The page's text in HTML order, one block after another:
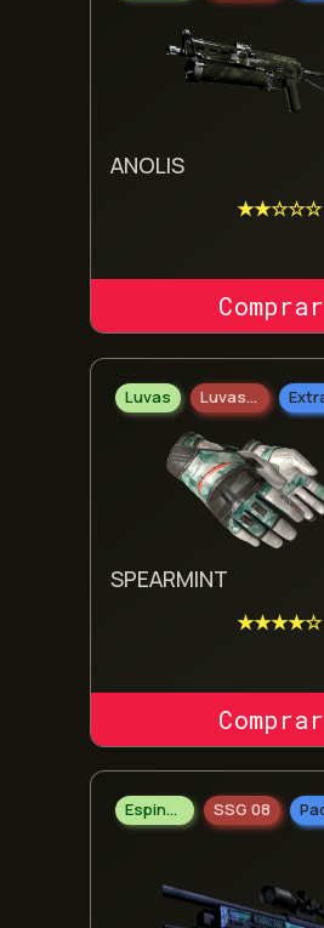
ANOLIS
★★☆☆☆
COMPRAR SKIN
Luvas Luvas De Motociclista
SPEARMINT
★★★★☆
COMPRAR SKIN
Espingarda SSG 08